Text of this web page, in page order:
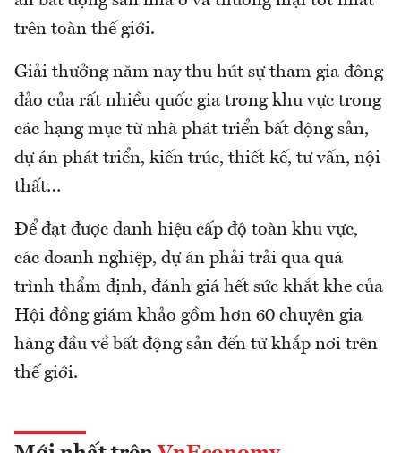
trên toàn thế giới.
Giải thưởng năm nay thu hút sự tham gia đông
đảo của rất nhiều quốc gia trong khu vực trong
các hạng mục từ nhà phát triển bất động sản,
dự án phát triển, kiến trúc, thiết kế, tư vấn, nội
thất…
Để đạt được danh hiệu cấp độ toàn khu vực,
các doanh nghiệp, dự án phải trải qua quá
trình thẩm định, đánh giá hết sức khắt khe của
Hội đồng giám khảo gồm hơn 60 chuyên gia
hàng đầu về bất động sản đến từ khắp nơi trên
thế giới.